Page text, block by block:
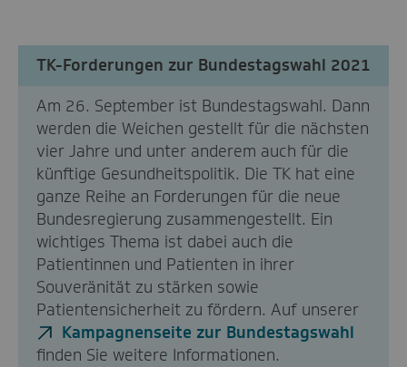
TK-Forderungen zur Bundestagswahl 2021
Am 26. September ist Bundestagswahl. Dann
werden die Weichen gestellt für die nächsten
vier Jahre und unter anderem auch für die
künftige Gesundheitspolitik. Die TK hat eine
ganze Reihe an Forderungen für die neue
Bundesregierung zusammengestellt. Ein
wichtiges Thema ist dabei auch die
Patientinnen und Patienten in ihrer
Souveränität zu stärken sowie
Patientensicherheit zu fördern. Auf unserer
Kampagnenseite zur Bundestagswahl
finden Sie weitere Informationen.